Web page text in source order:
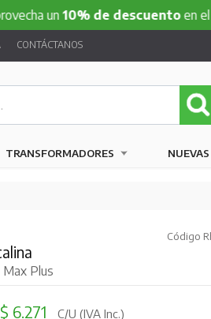
10% de descuentoen el total de
CONTÁCTANOS
TRANSFORMADORES
Código
Plus
$ 6.271 C/U (IVA Inc.)